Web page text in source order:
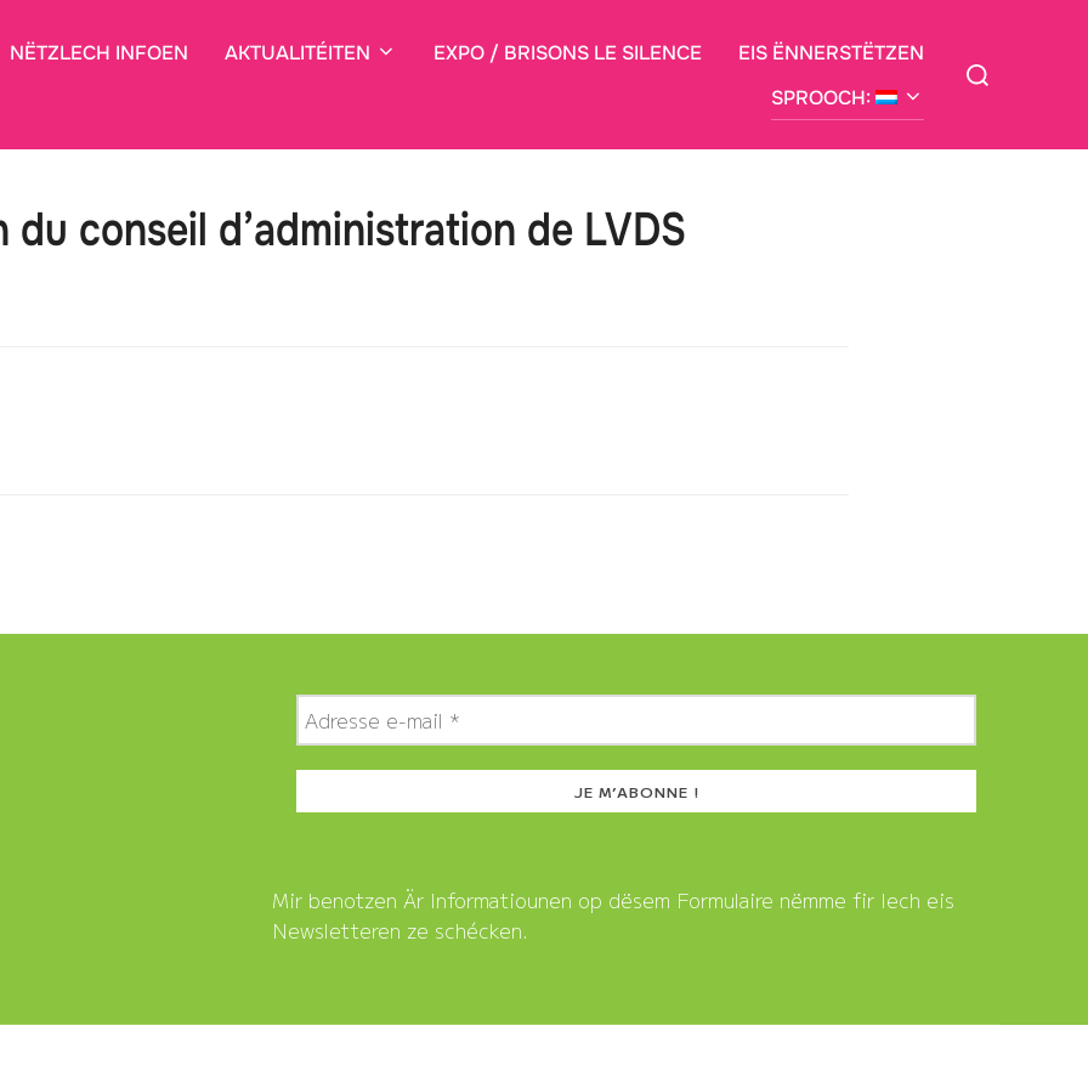
NËTZLECH INFOEN AKTUALITÉITEN EXPO / BRISONS LE SILENCE
EIS ËNNERSTËTZEN
SPROOCH:
Siche
no:
du conseil d’administration de LVDS
Mir benotzen Är Informatiounen op dësem Formulaire nëmme fir Iech eis
Newsletteren ze schécken.